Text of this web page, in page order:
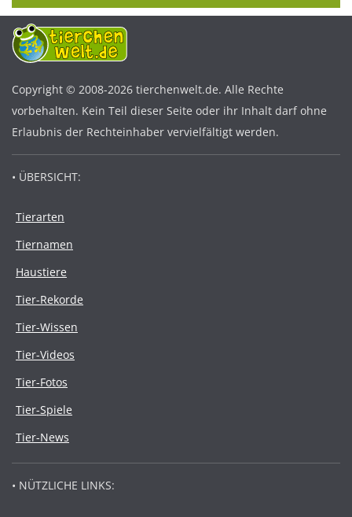
Copyright © 2008-2026 tierchenwelt.de. Alle Rechte
vorbehalten. Kein Teil dieser Seite oder ihr Inhalt darf ohne
Erlaubnis der Rechteinhaber vervielfältigt werden.
• ÜBERSICHT:
Tierarten
Tiernamen
Haustiere
Tier-Rekorde
Tier-Wissen
Tier-Videos
Tier-Fotos
Tier-Spiele
Tier-News
• NÜTZLICHE LINKS: